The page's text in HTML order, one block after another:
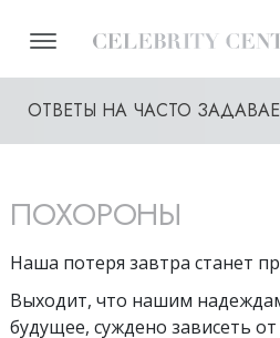
ОТВЕТЫ НА ЧАСТО
ПОХОРОНЫ
Наша потеря завтра станет
Выходит, что нашим
будущее, суждено зависеть